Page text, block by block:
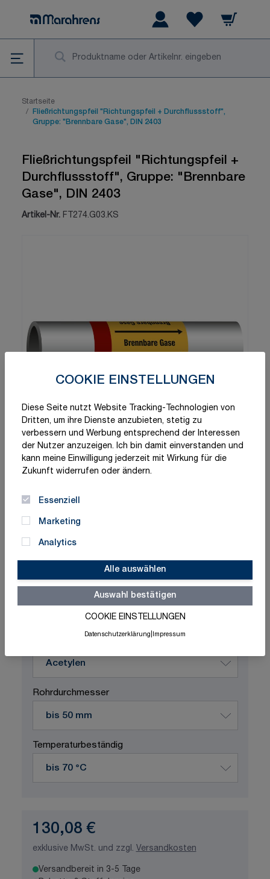
COOKIE EINSTELLUNGEN
Diese Seite nutzt Website Tracking-Technologien von
Dritten, um ihre Dienste anzubieten, stetig zu
verbessern und Werbung entsprechend der Interessen
der Nutzer anzuzeigen. Ich bin damit einverstanden und
kann meine Einwilligung jederzeit mit Wirkung für die
Zukunft widerrufen oder ändern.
Essenziell
Marketing
Analytics
Alle auswählen
Auswahl bestätigen
COOKIE EINSTELLUNGEN
Datenschutzerklärung Impressum
Warenkorb
Startseite
/
Fließrichtungspfeil "Richtungspfeil + Durchflussstoff",
Gruppe: "Brennbare Gase", DIN 2403
Fließrichtungspfeil "Richtungspfeil +
Durchflussstoff", Gruppe: "Brennbare
Gase", DIN 2403
Artikel-Nr. FT274.G03.KS
Schnelle Lieferung
Made in Germany
ISO-zertifizierte Qualität
Produktvariation wählen
Rohrdurchmesser
Temperaturbeständig
130,08 €
exklusive MwSt. und zzgl. Versandkosten
Versandbereit in 3-5 Tage